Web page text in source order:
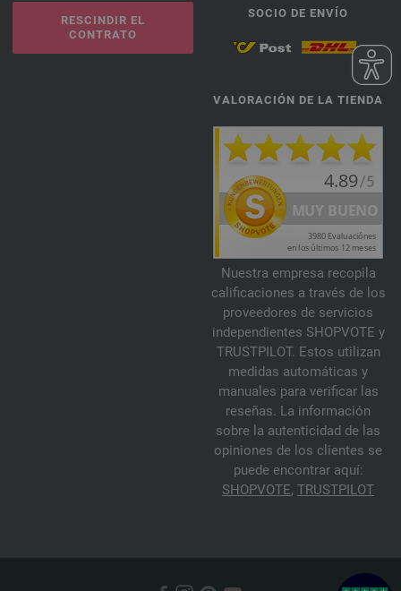
RESCINDIR EL
CONTRATO
SOCIO DE ENVÍO
VALORACIÓN DE LA TIENDA
Nuestra empresa recopila
calificaciones a través de los
proveedores de servicios
independientes SHOPVOTE y
TRUSTPILOT. Estos utilizan
medidas automáticas y
manuales para verificar las
reseñas. La información
sobre la autenticidad de las
opiniones de los clientes se
puede encontrar aquí:
SHOPVOTE, TRUSTPILOT